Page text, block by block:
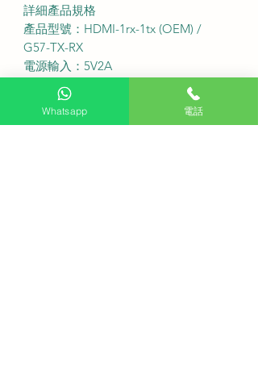
詳細產品規格
產品型號：HDMI-1rx-1tx (OEM) /
G57-TX-RX
電源輸入：5V2A
機身材料：ABS防護材質
產品顏色：黑色
支援分辨率：4K 30Hz
Whatsapp 電話